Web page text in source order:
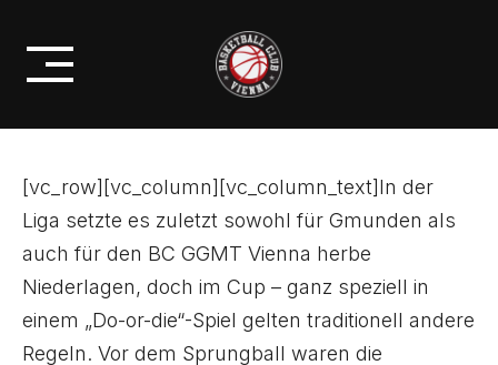
content
SCHEITERT KNAPP IM CUP-
SEMIFINALE
[vc_row][vc_column][vc_column_text]In der
Liga setzte es zuletzt sowohl für Gmunden als
auch für den BC GGMT Vienna herbe
Niederlagen, doch im Cup – ganz speziell in
einem „Do-or-die“-Spiel gelten traditionell andere
Regeln. Vor dem Sprungball waren die